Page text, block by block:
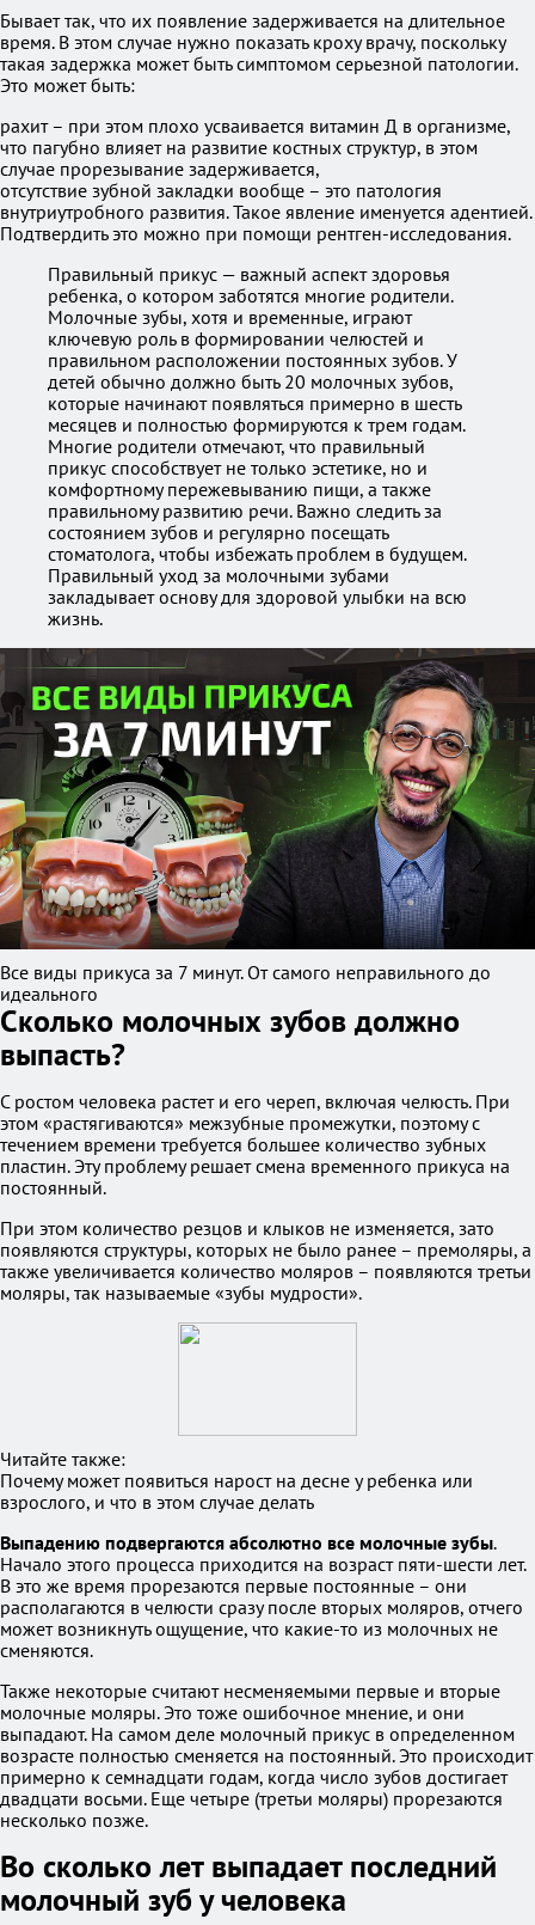
Бывает так, что их появление задерживается на длительное
время. В этом случае нужно показать кроху врачу, поскольку
такая задержка может быть симптомом серьезной патологии.
Это может быть:
рахит – при этом плохо усваивается витамин Д в организме,
что пагубно влияет на развитие костных структур, в этом
случае прорезывание задерживается,
отсутствие зубной закладки вообще – это патология
внутриутробного развития. Такое явление именуется адентией.
Подтвердить это можно при помощи рентген-исследования.
Правильный прикус — важный аспект здоровья
ребенка, о котором заботятся многие родители.
Молочные зубы, хотя и временные, играют
ключевую роль в формировании челюстей и
правильном расположении постоянных зубов. У
детей обычно должно быть 20 молочных зубов,
которые начинают появляться примерно в шесть
месяцев и полностью формируются к трем годам.
Многие родители отмечают, что правильный
прикус способствует не только эстетике, но и
комфортному пережевыванию пищи, а также
правильному развитию речи. Важно следить за
состоянием зубов и регулярно посещать
стоматолога, чтобы избежать проблем в будущем.
Правильный уход за молочными зубами
закладывает основу для здоровой улыбки на всю
жизнь.
Все виды прикуса за 7 минут. От самого неправильного до
идеального
Сколько молочных зубов должно
выпасть?
С ростом человека растет и его череп, включая челюсть. При
этом «растягиваются» межзубные промежутки, поэтому с
течением времени требуется большее количество зубных
пластин. Эту проблему решает смена временного прикуса на
постоянный.
При этом количество резцов и клыков не изменяется, зато
появляются структуры, которых не было ранее – премоляры, а
также увеличивается количество моляров – появляются третьи
моляры, так называемые «зубы мудрости».
Читайте также:
Почему может появиться нарост на десне у ребенка или
взрослого, и что в этом случае делать
Выпадению подвергаются абсолютно все молочные зубы.
Начало этого процесса приходится на возраст пяти-шести лет.
В это же время прорезаются первые постоянные – они
располагаются в челюсти сразу после вторых моляров, отчего
может возникнуть ощущение, что какие-то из молочных не
сменяются.
Также некоторые считают несменяемыми первые и вторые
молочные моляры. Это тоже ошибочное мнение, и они
выпадают. На самом деле молочный прикус в определенном
возрасте полностью сменяется на постоянный. Это происходит
примерно к семнадцати годам, когда число зубов достигает
двадцати восьми. Еще четыре (третьи моляры) прорезаются
несколько позже.
Во сколько лет выпадает последний
молочный зуб у человека